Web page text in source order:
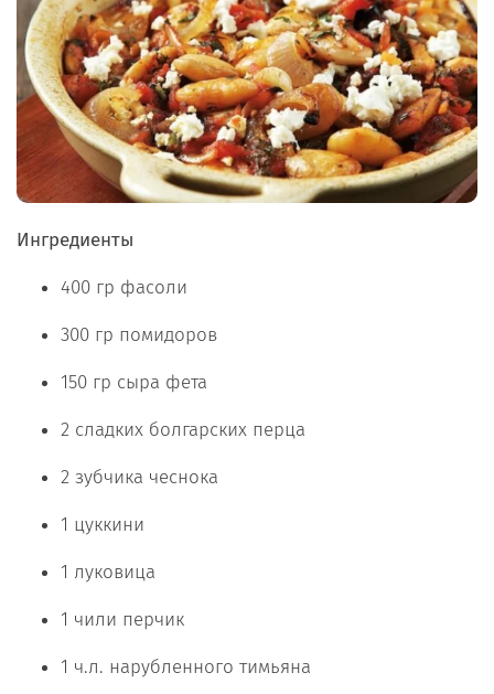
Ингредиенты
400 гр фасоли
300 гр помидоров
150 гр сыра фета
2 сладких болгарских перца
2 зубчика чеснока
1 цуккини
1 луковица
1 чили перчик
1 ч.л. нарубленного тимьяна